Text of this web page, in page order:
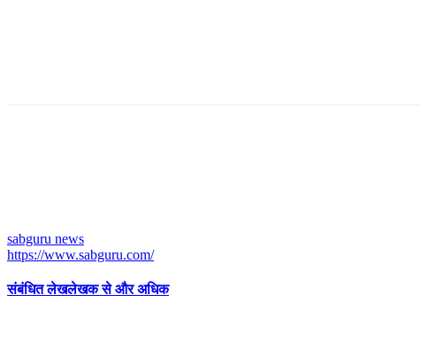
sabguru news
https://www.sabguru.com/
संबंधित लेखलेखक से और अधिक